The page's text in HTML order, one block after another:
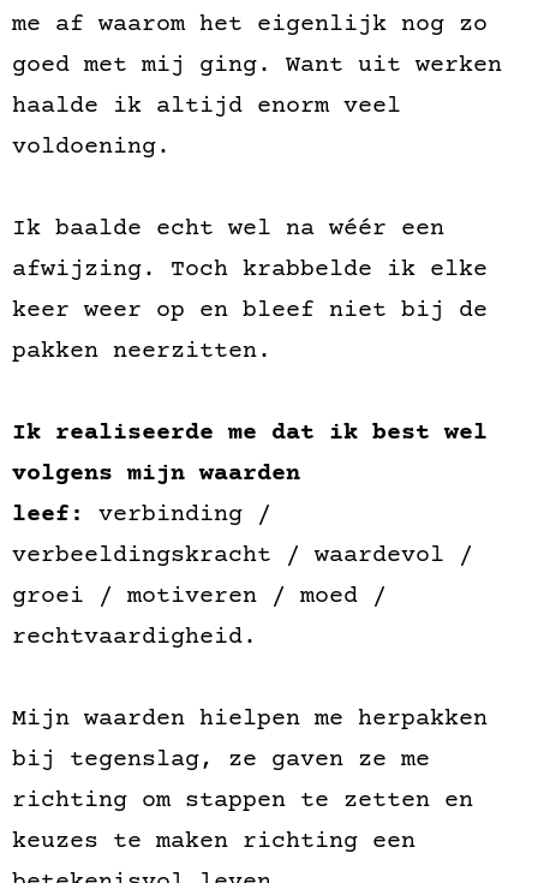
me af waarom het eigenlijk nog zo
goed met mij ging. Want uit werken
haalde ik altijd enorm veel
voldoening.
Ik baalde echt wel na wéér een
afwijzing. Toch krabbelde ik elke
keer weer op en bleef niet bij de
pakken neerzitten.
Ik realiseerde me dat ik best wel
volgens mijn waarden
leef:
verbinding /
verbeeldingskracht / waardevol /
groei / motiveren / moed /
rechtvaardigheid.
Mijn waarden hielpen me herpakken
bij tegenslag, ze gaven ze me
richting om stappen te zetten en
keuzes te maken richting een